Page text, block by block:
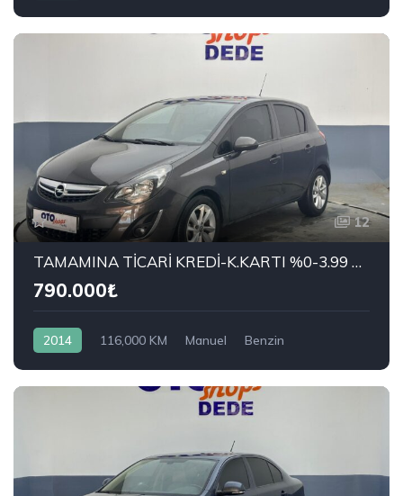
12
TAMAMINA TİCARİ KREDİ-K.KARTI %0-3.99 ÇEK-2.99 SENET-ÇKS SATIŞ
790.000₺
2014 116,000 KM Manuel
Benzin